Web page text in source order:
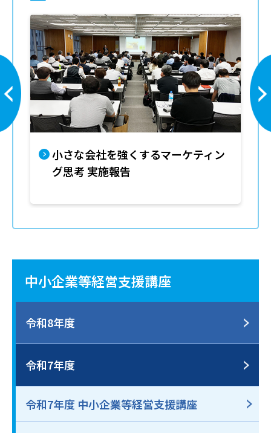
中小企業等経営支援講座
令和8年度
令和7年度
令和7年度 中小企業等経営支援講座
小さな会社を強くするマーケティン
グ思考 実施報告